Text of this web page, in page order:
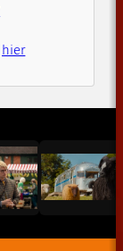
hier